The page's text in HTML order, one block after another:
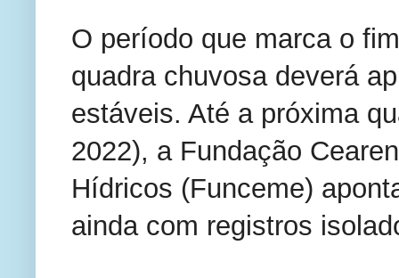
O período que marca o
quadra chuvosa deverá
estáveis. Até a próxima
2022), a Fundação
Hídricos (Funceme)
ainda com registros